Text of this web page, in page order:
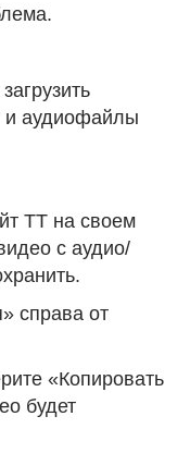
и аудиофайлы
TT на своем
с аудио/
справа от
«Копировать
будет